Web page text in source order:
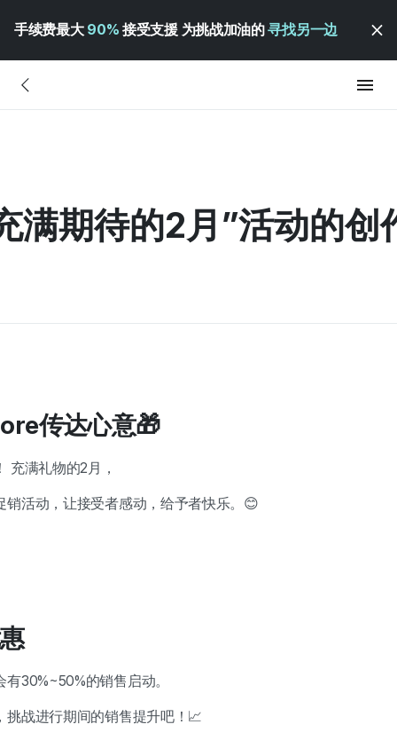
手续费最大 90% 接受支援 为挑战加油的寻找另一边
满期待的2月”活动的创
传达心意🎁
充满礼物的2月，
销活动，让接受者感动，给予者快乐。😊
30%~50%的销售启动。
挑战进行期间的销售提升吧！📈